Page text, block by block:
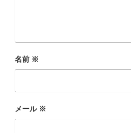
名前 ※
メール ※